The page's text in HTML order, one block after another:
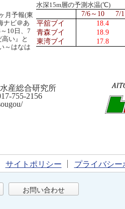
月予報(東
ナビ＠あ
10日、7
い』と
～はなは
水深15m層の予測水温(℃)
7/6～10
7/
平舘ブイ
18.4
青森ブイ
18.9
東湾ブイ
17.8
産総合研究所
2156
サイトポリシー プライバシー
お問い合わせ